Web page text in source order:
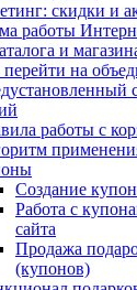
скидки и
работы
и
на
работы с
Создание
Работа с
сайта
Продажа
(купонов)